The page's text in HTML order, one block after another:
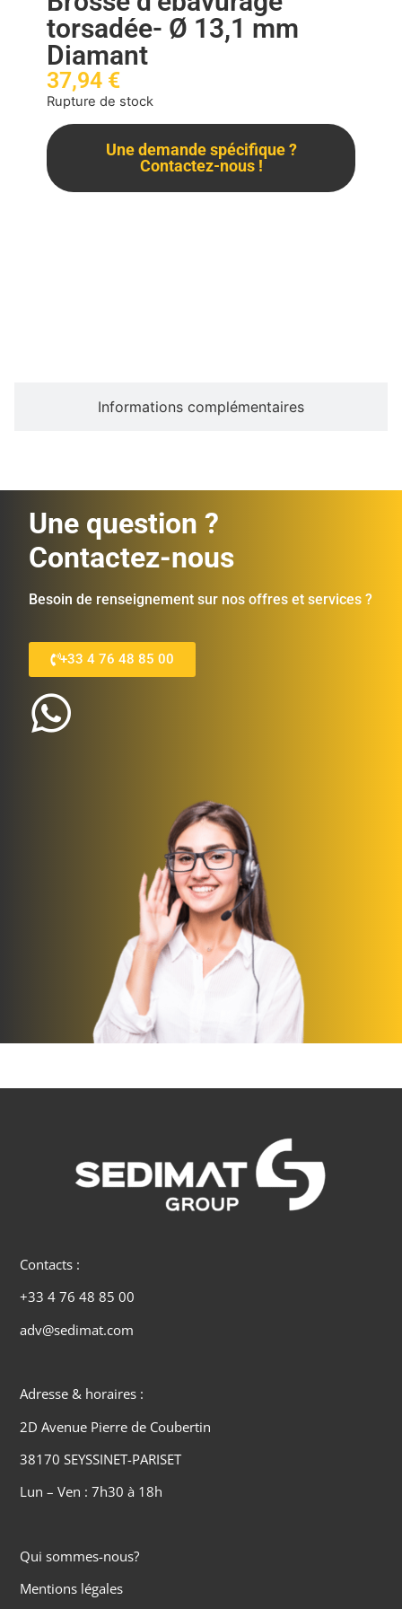
torsadée- Ø 13,1 mm
Diamant
37,94 €
Rupture de stock
Une demande spécifique ?
Contactez-nous !
Informations complémentaires
Une question ?
Contactez-nous
Besoin de renseignement sur nos offres et services ?
+33 4 76 48 85 00
Contacts :
+33 4 76 48 85 00
adv@sedimat.com
Adresse & horaires :
2D Avenue Pierre de Coubertin
38170 SEYSSINET-PARISET
Lun – Ven : 7h30 à 18h
Qui sommes-nous?
Mentions légales